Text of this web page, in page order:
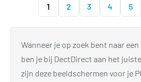
1 2 3 4 5
Wanneer je op zoek bent naar
ben je bij DectDirect aan het
zijn deze beeldschermen voor je